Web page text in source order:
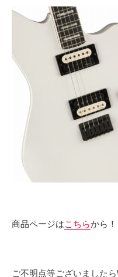
商品ページはこちらから！
ご不明点等ございましたら